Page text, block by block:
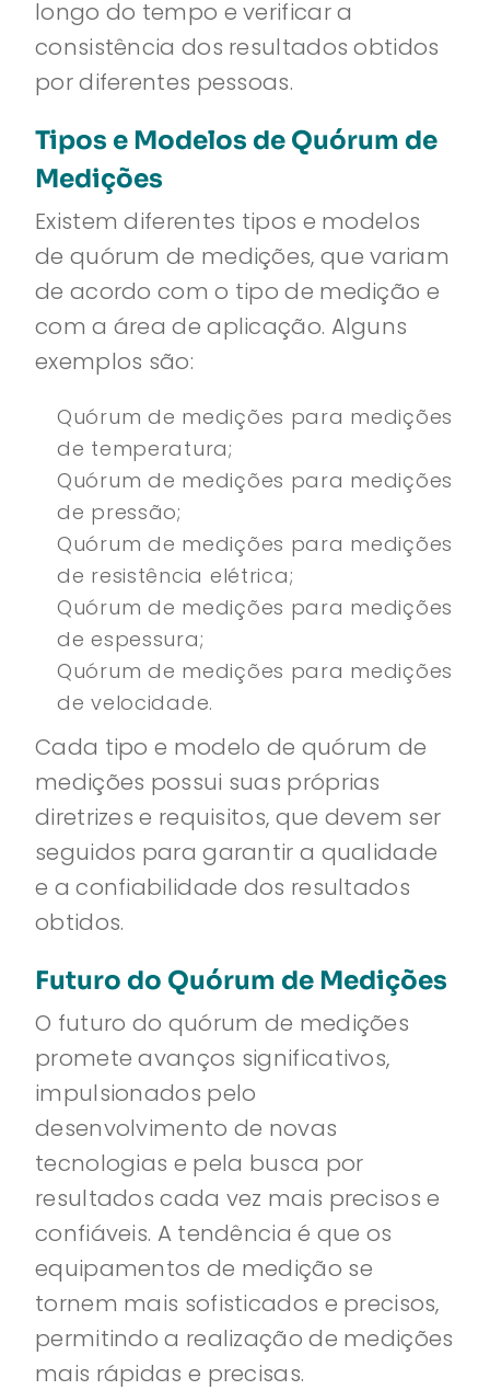
longo do tempo e verificar a
consistência dos resultados obtidos
por diferentes pessoas.
Tipos e Modelos de Quórum de
Medições
Existem diferentes tipos e modelos
de quórum de medições, que variam
de acordo com o tipo de medição e
com a área de aplicação. Alguns
exemplos são:
Quórum de medições para medições
de temperatura;
Quórum de medições para medições
de pressão;
Quórum de medições para medições
de resistência elétrica;
Quórum de medições para medições
de espessura;
Quórum de medições para medições
de velocidade.
Cada tipo e modelo de quórum de
medições possui suas próprias
diretrizes e requisitos, que devem ser
seguidos para garantir a qualidade
e a confiabilidade dos resultados
obtidos.
Futuro do Quórum de Medições
O futuro do quórum de medições
promete avanços significativos,
impulsionados pelo
desenvolvimento de novas
tecnologias e pela busca por
resultados cada vez mais precisos e
confiáveis. A tendência é que os
equipamentos de medição se
tornem mais sofisticados e precisos,
permitindo a realização de medições
mais rápidas e precisas.